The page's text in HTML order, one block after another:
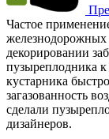
Частое
железнодорожных
декорировании
пузыреплодника
кустарника
загазованность
сделали
дизайнеров.